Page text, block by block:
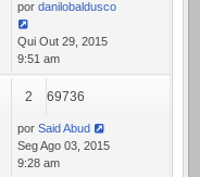
por danilobaldusco
Qui Out 29, 2015
9:51 am
2 69736
por Said Abud
Seg Ago 03, 2015
9:28 am